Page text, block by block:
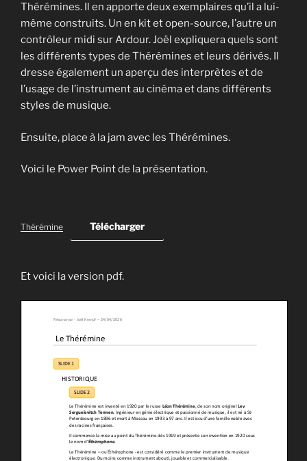
Thérémines. Il en apporte deux exemplaires qu’il a lui-
même construits. Un en kit et open-source, l’autre un
contrôleur midi sur Ardour. Joël expliquera quels sont
les différents types de Thérémines et leurs dérivés. Il
dresse également un aperçu des interprètes et de
l’usage de l’instrument au cinéma et dans différents
styles de musique.
Ensuite, place à la jam avec les Thérémines.
Voici le Power Point de la présentation.
Thérémine Télécharger
Et voici la version pdf.